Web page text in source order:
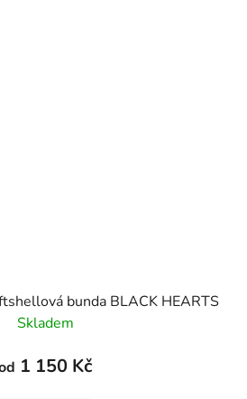
bunda BLACK HEARTS
Skladem
1 150 Kč